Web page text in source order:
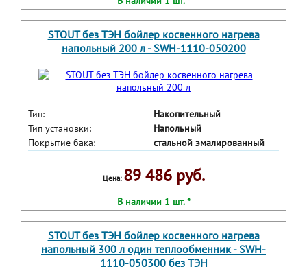
STOUT без ТЭН бойлер косвенного нагрева
напольный 200 л - SWH-1110-050200
Тип:
Накопительный
Тип установки:
Напольный
Покрытие бака:
стальной эмалированный
Цена: 89 486 руб.
В наличии 1 шт. *
STOUT без ТЭН бойлер косвенного нагрева
напольный 300 л один теплообменник - SWH-
1110-050300 без ТЭН